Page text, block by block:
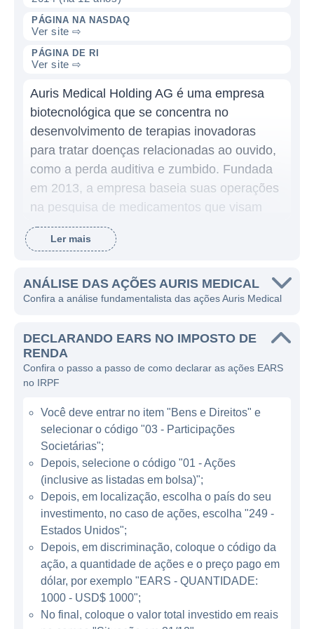
PÁGINA NA NASDAQ
Ver site ⇨
PÁGINA DE RI
Ver site ⇨
Auris Medical Holding AG é uma empresa
biotecnológica que se concentra no
desenvolvimento de terapias inovadoras
para tratar doenças relacionadas ao ouvido,
como a perda auditiva e zumbido. Fundada
em 2013, a empresa baseia suas operações
na pesquisa de medicamentos que visam
melhorar a qualidade de vida dos pacientes
que sofrem com essas condições. Com sede
oferecer opções terapêuticas que não
apenas tratem os sintomas, mas também
doenças auditivas.
O principal enfoque da Auris Medical é o
desenvolvimento de novos tratamentos que
modulam a resposta inflamatória e
promovem a regeneração celular. A empresa
tem investido fortemente em pesquisas
relacionadas a um segmento carente de
inovações no setor de saúde, buscando
desenvolver compostos que possam
proporcionar uma melhoria significativa nas
condições auditivas dos pacientes. A Auris
Medical se destaca por seu desenvolvimento
de tratamentos potenciais para o tinnitus,
uma condição que afeta milhões de pessoas
em todo o mundo e que atualmente não
Ler mais
ANÁLISE DAS AÇÕES AURIS MEDICAL
Confira a análise fundamentalista das ações Auris Medical
DECLARANDO EARS NO IMPOSTO DE
RENDA
Confira o passo a passo de como declarar as ações EARS
no IRPF
Você deve entrar no item "Bens e Direitos" e
selecionar o código "03 - Participações
Societárias";
Depois, selecione o código "01 - Ações
(inclusive as listadas em bolsa)";
Depois, em localização, escolha o país do seu
investimento, no caso de ações, escolha "249 -
Estados Unidos";
Depois, em discriminação, coloque o código da
ação, a quantidade de ações e o preço pago em
dólar, por exemplo "EARS - QUANTIDADE:
1000 - USD$ 1000";
No final, coloque o valor total investido em reais